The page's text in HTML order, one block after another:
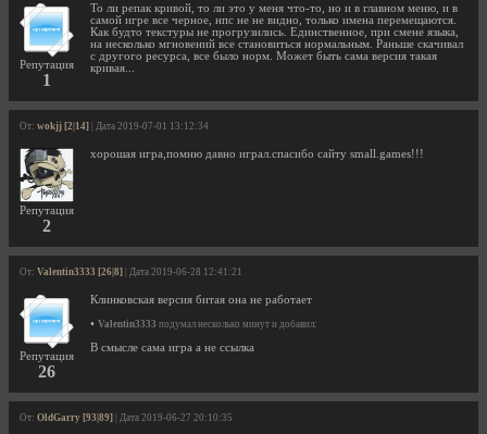
Репутация
1
То ли репак кривой, то ли это у меня что-то, но и в главном меню, и в
самой игре все черное, нпс не не видно, только имена перемещаются.
Как будто текстуры не прогрузились. Единственное, при смене языка,
на несколько мгновений все становиться нормальным. Раньше скачивал
с другого ресурса, все было норм. Может быть сама версия такая
кривая...
От: wokjj [2|14] | Дата 2019-07-01 13:12:34
Репутация
2
хорошая игра,помню давно играл.спасибо сайту small.games!!!
От: Valentin3333 [26|8] | Дата 2019-06-28 12:41:21
Репутация
26
Клинковская версия битая она не работает
• Valentin3333 подумал несколько минут и добавил:
В смысле сама игра а не ссылка
От: OldGarry [93|89] | Дата 2019-06-27 20:10:35